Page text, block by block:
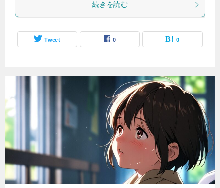
続きを読む
Tweet 0 0